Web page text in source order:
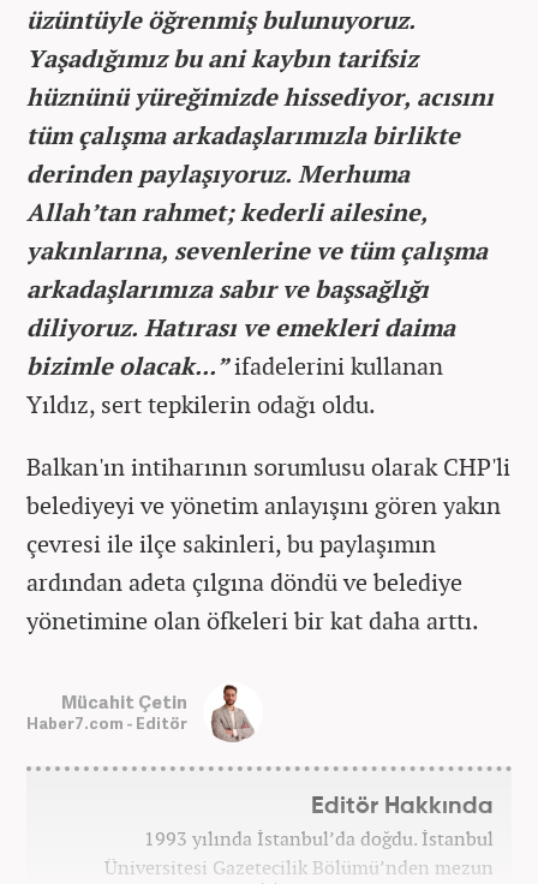
üzüntüyle öğrenmiş bulunuyoruz.
Yaşadığımız bu ani kaybın tarifsiz
hüznünü yüreğimizde hissediyor, acısını
tüm çalışma arkadaşlarımızla birlikte
derinden paylaşıyoruz. Merhuma
Allah’tan rahmet; kederli ailesine,
yakınlarına, sevenlerine ve tüm çalışma
arkadaşlarımıza sabır ve başsağlığı
diliyoruz. Hatırası ve emekleri daima
bizimle olacak...”ifadelerini kullanan
Yıldız, sert tepkilerin odağı oldu.
Balkan'ın intiharının sorumlusu olarak CHP'li
belediyeyi ve yönetim anlayışını gören yakın
çevresi ile ilçe sakinleri, bu paylaşımın
ardından adeta çılgına döndü ve belediye
yönetimine olan öfkeleri bir kat daha arttı.
Mücahit Çetin
Haber7.com - Editör
Editör Hakkında
1993 yılında İstanbul’da doğdu. İstanbul
Üniversitesi Gazetecilik Bölümü’nden mezun